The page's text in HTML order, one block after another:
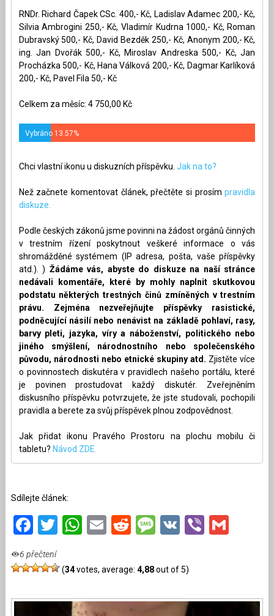
RNDr. Richard Čapek CSc. 400,- Kč, Ladislav Adamec 200,- Kč,
Silvia Ambrogini 250,- Kč, Vladimír Kudrna 1000,- Kč, Roman
Dubravský 500,- Kč, David Bezděk 250,- Kč, Anonym 200,- Kč,
ing. Jan Dvořák 500,- Kč, Miroslav Andreska 500,- Kč, Jan
Procházka 500,- Kč, Hana Válková 200,- Kč, Dagmar Karlíková
200,- Kč, Pavel Fila 50,- Kč
Celkem za měsíc: 4 750,00 Kč
Vybráno 13.57%
Chci vlastní ikonu u diskuzních příspěvku. Jak na to?
Než začnete komentovat článek, přečtěte si prosímpravidla
diskuze.
Podle českých zákonů jsme povinni na žádost orgánů činných
v trestním řízení poskytnout veškeré informace o vás
shromážděné systémem (IP adresa, pošta, vaše příspěvky
atd.). ) Žádáme vás, abyste do diskuze na naší stránce
nedávali komentáře, které by mohly naplnit skutkovou
podstatu některých trestných činů zmíněných v trestním
právu. Zejména nezveřejňujte příspěvky rasistické,
podněcující násilí nebo nenávist na základě pohlaví, rasy,
barvy pleti, jazyka, víry a náboženství, politického nebo
jiného smýšlení, národnostního nebo společenského
původu, národnosti nebo etnické skupiny atd. Zjistěte více
o povinnostech diskutéra v pravidlech našeho portálu, které
je povinen prostudovat každý diskutér. Zveřejněním
diskusního příspěvku potvrzujete, že jste studovali, pochopili
pravidla a berete za svůj příspěvek plnou zodpovědnost.
Jak přidat ikonu Pravého Prostoru na plochu mobilu či
tabletu? Návod ZDE.
Sdílejte článek:
Facebook
Twitter
WhatsApp
EmailRedditMessage
VKViber
6 přečtení
(34votes, average: 4,88out of 5)